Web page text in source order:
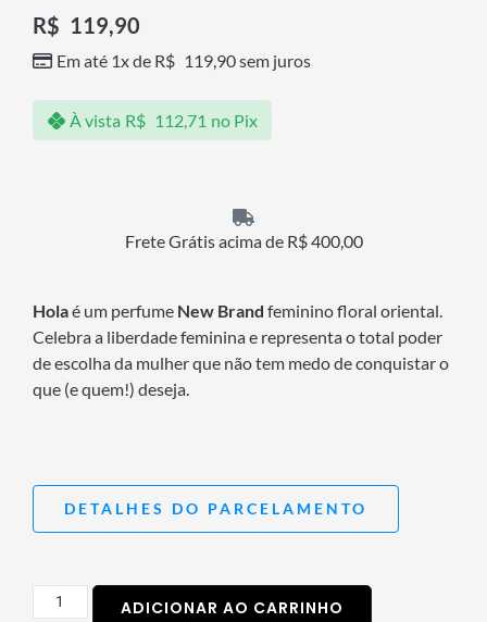
R$ 119,90
Em até 1x de R$ 119,90sem juros
À vista R$ 112,71 no Pix
Frete Grátis acima de R$ 400,00
Holaé um perfume New Brand feminino floral oriental.
Celebra a liberdade feminina e representa o total poder
de escolha da mulher que não tem medo de conquistar o
que (e quem!) deseja.
DETALHES DO PARCELAMENTO
ADICIONAR AO CARRINHO